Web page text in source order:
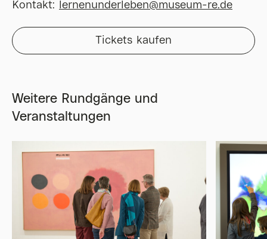
Kontakt: lernenunderleben@museum-re.de
Tickets kaufen
Weitere Rundgänge und
Veranstaltungen